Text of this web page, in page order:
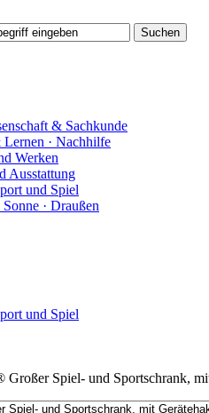
& Sachkunde
Lernen · Nachhilfe
Werken
Ausstattung
und Spiel
Sonne · Draußen
und Spiel
Großer Spiel- und Sportschrank,